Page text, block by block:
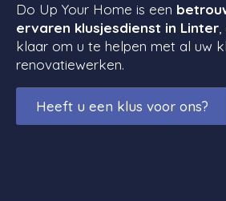
Do Up Your Home is een
ervaren klusjesdienst in Linter
klaar om u te helpen met al uw
renovatiewerken.
Heeft u een klus voor ons?